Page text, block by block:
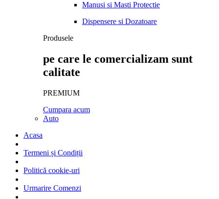
Manusi si Masti Protectie
Dispensere si Dozatoare
Produsele
pe care le comercializam sunt
calitate
PREMIUM
Cumpara acum
Auto
Acasa
Termeni și Condiții
Politică cookie-uri
Urmarire Comenzi